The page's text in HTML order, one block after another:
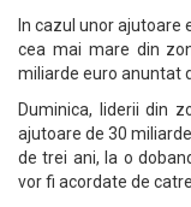
In cazul unor ajutoare
cea mai mare din
miliarde euro anuntat
Duminica, liderii din
ajutoare de 30
de trei ani, la o
vor fi acordate de